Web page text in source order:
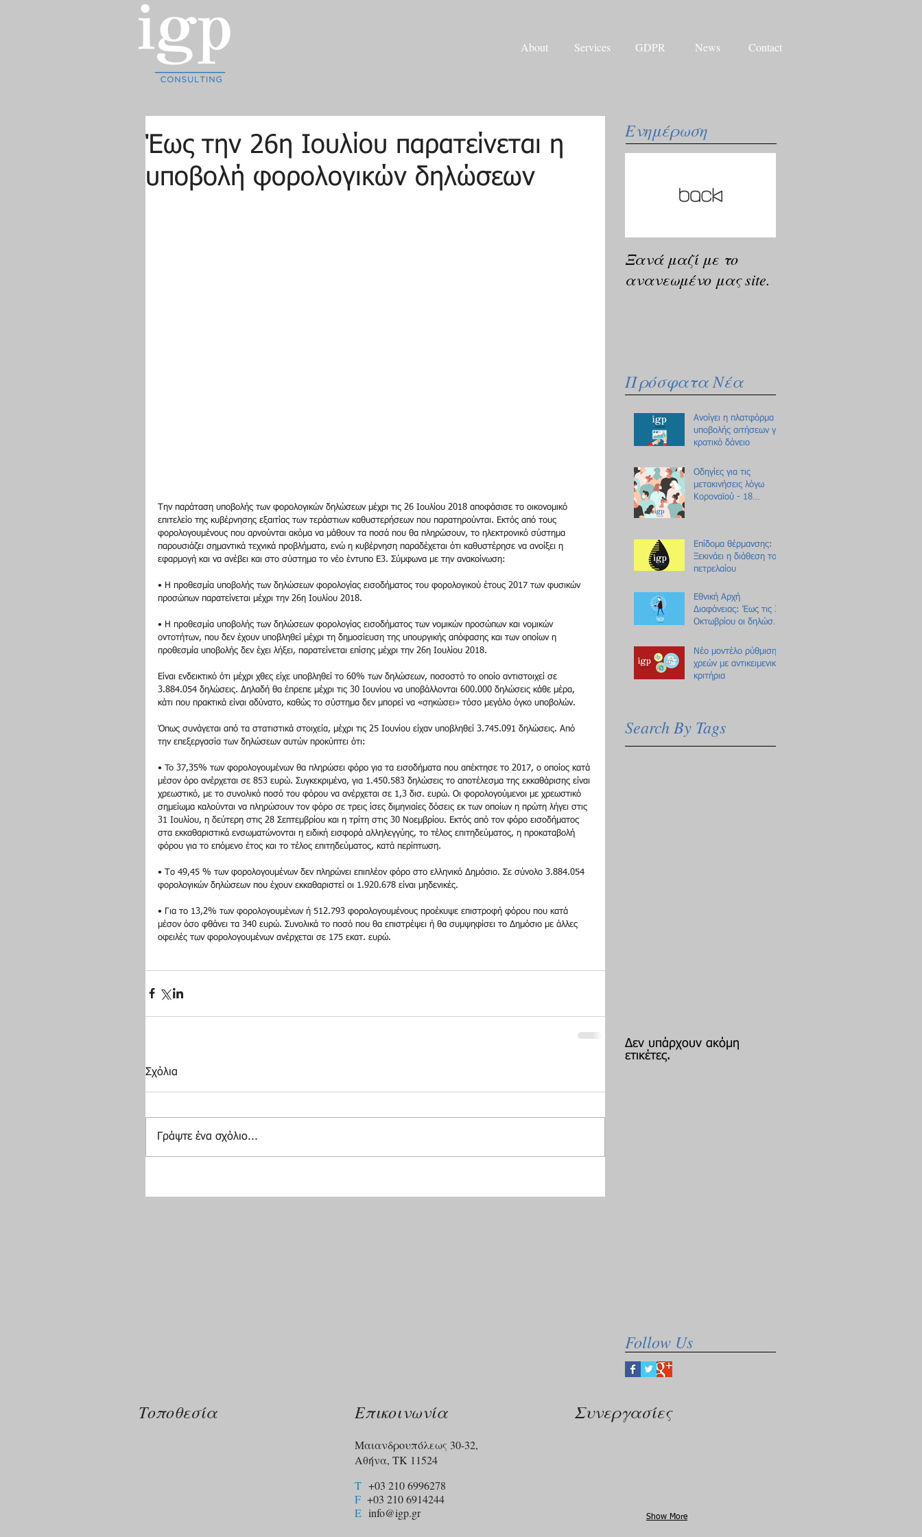
Έως την 26η Ιουλίου παρατείνεται η
υποβολή φορολογικών δηλώσεων
Την παράταση υποβολής των φορολογικών δηλώσεων μέχρι τις 26 Ιουλίου 2018 αποφάσισε το οικονομικό
επιτελείο της κυβέρνησης εξαιτίας των τεράστιων καθυστερήσεων που παρατηρούνται. Εκτός από τους
φορολογουμένους που αρνούνται ακόμα να μάθουν τα ποσά που θα πληρώσουν, το ηλεκτρονικό σύστημα
παρουσιάζει σημαντικά τεχνικά προβλήματα, ενώ η κυβέρνηση παραδέχεται ότι καθυστέρησε να ανοίξει η
εφαρμογή και να ανέβει και στο σύστημα το νέο έντυπο Ε3. Σύμφωνα με την ανακοίνωση:
• Η προθεσμία υποβολής των δηλώσεων φορολογίας εισοδήματος του φορολογικού έτους 2017 των φυσικών
προσώπων παρατείνεται μέχρι την 26η Ιουλίου 2018.
• Η προθεσμία υποβολής των δηλώσεων φορολογίας εισοδήματος των νομικών προσώπων και νομικών
οντοτήτων, που δεν έχουν υποβληθεί μέχρι τη δημοσίευση της υπουργικής απόφασης και των οποίων η
προθεσμία υποβολής δεν έχει λήξει, παρατείνεται επίσης μέχρι την 26η Ιουλίου 2018.
Είναι ενδεικτικό ότι μέχρι χθες είχε υποβληθεί το 60% των δηλώσεων, ποσοστό το οποίο αντιστοιχεί σε
3.884.054 δηλώσεις. Δηλαδή θα έπρεπε μέχρι τις 30 Ιουνίου να υποβάλλονται 600.000 δηλώσεις κάθε μέρα,
κάτι που πρακτικά είναι αδύνατο, καθώς το σύστημα δεν μπορεί να «σηκώσει» τόσο μεγάλο όγκο υποβολών.
Όπως συνάγεται από τα στατιστικά στοιχεία, μέχρι τις 25 Ιουνίου είχαν υποβληθεί 3.745.091 δηλώσεις. Από
την επεξεργασία των δηλώσεων αυτών προκύπτει ότι:
• To 37,35% των φορολογουμένων θα πληρώσει φόρο για τα εισοδήματα που απέκτησε το 2017, ο οποίος κατά
μέσον όρο ανέρχεται σε 853 ευρώ. Συγκεκριμένα, για 1.450.583 δηλώσεις το αποτέλεσμα της εκκαθάρισης είναι
χρεωστικό, με το συνολικό ποσό του φόρου να ανέρχεται σε 1,3 δισ. ευρώ. Οι φορολογούμενοι με χρεωστικό
σημείωμα καλούνται να πληρώσουν τον φόρο σε τρεις ίσες διμηνιαίες δόσεις εκ των οποίων η πρώτη λήγει στις
31 Ιουλίου, η δεύτερη στις 28 Σεπτεμβρίου και η τρίτη στις 30 Νοεμβρίου. Εκτός από τον φόρο εισοδήματος
στα εκκαθαριστικά ενσωματώνονται η ειδική εισφορά αλληλεγγύης, το τέλος επιτηδεύματος, η προκαταβολή
φόρου για το επόμενο έτος και το τέλος επιτηδεύματος, κατά περίπτωση.
• Το 49,45 % των φορολογουμένων δεν πληρώνει επιπλέον φόρο στο ελληνικό Δημόσιο. Σε σύνολο 3.884.054
φορολογικών δηλώσεων που έχουν εκκαθαριστεί οι 1.920.678 είναι μηδενικές.
• Για το 13,2% των φορολογουμένων ή 512.793 φορολογουμένους προέκυψε επιστροφή φόρου που κατά
μέσον όσο φθάνει τα 340 ευρώ. Συνολικά το ποσό που θα επιστρέψει ή θα συμψηφίσει το Δημόσιο με άλλες
οφειλές των φορολογουμένων ανέρχεται σε 175 εκατ. ευρώ.
Σχόλια
Γράψτε ένα σχόλιο...
Ενημέρωση
Ξανά μαζί με το
ανανεωμένο μας site.
Πρόσφατα Νέα
Ανοίγει η πλατφόρμα
υποβολής αιτήσεων για
κρατικό δάνειο
Οδηγίες για τις
μετακινήσεις λόγω
Κοροναϊού - 18
Επίδομα θέρμανσης:
Ξεκινάει η διάθεση του
πετρελαίου
Εθνική Αρχή
Διαφάνειας: Έως τις 31
Οκτωβρίου οι δηλώσεις
Νέο μοντέλο ρύθμισης
χρεών με αντικειμενικά
κριτήρια
Search By Tags
Δεν υπάρχουν ακόμη
ετικέτες.
Follow Us
About Services GDPR News Contact
Τοποθεσία Επικοινωνία
Μαιανδρουπόλεως 30-32,
Αθήνα, ΤΚ 11524
T +03 210 6996278
F +03 210 6914244​
E info@igp.gr
Συνεργασίες
Show More